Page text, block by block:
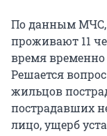
По данным МЧС,
проживают 11
время
Решается
жильцов
пострадавших
лицо, ущерб